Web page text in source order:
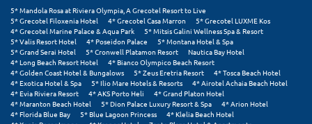
Ν
Νάξος
Νάουσα
Ναυπακτία
Ναύπλιο
5* Mandola Rosa at Riviera Olympia, A Grecotel Resort to Live
5* Grecotel Filoxenia Hotel
4* Grecotel Casa Marron
5* Grecotel LUXME Kos
4* Grecotel Marine Palace & Aqua Park
5* Mitsis Galini Wellness Spa & Resort
5* Valis Resort Hotel
4* Poseidon Palace
5* Montana Hotel & Spa
5* Grand Serai Hotel
5* Cronwell Platamon Resort
Nautica Bay Hotel
4* Long Beach Resort Hotel
4* Bianco Olympico Beach Resort
4* Golden Coast Hotel & Bungalows
5* Zeus Eretria Resort
4* Tosca Beach Hotel
4* Exotica Hotel & Spa
5* Ilio Mare Hotels & Resorts
4* Airotel Achaia Beach Hotel
4* Evia Riviera Resort
4* AKS Porto Heli
4* Grand Platon Hotel
4* Maranton Beach Hotel
5* Dion Palace Luxury Resort & Spa
4* Arion Hotel
4* Florida Blue Bay
5* Blue Lagoon Princess
4* Klelia Beach Hotel